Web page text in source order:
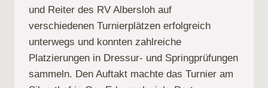
und Reiter des RV Albersloh auf
verschiedenen Turnierplätzen erfolgreich
unterwegs und konnten zahlreiche
Platzierungen in Dressur- und Springprüfungen
sammeln. Den Auftakt machte das Turnier am